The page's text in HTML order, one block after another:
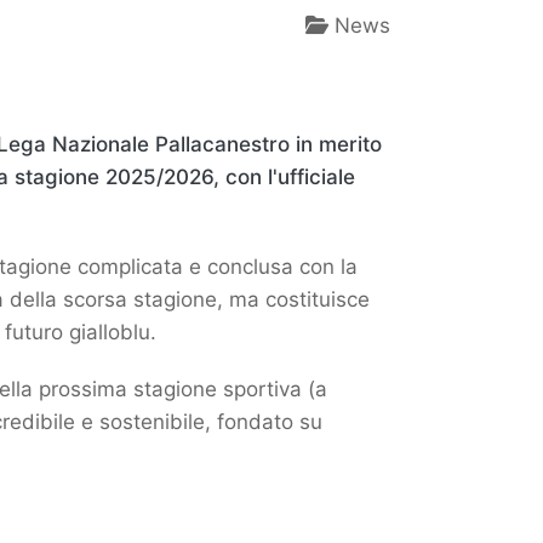
News
Nazionale Pallacanestro in merito
stagione 2025/2026, con l'ufficiale
complicata e conclusa con la
scorsa stagione, ma costituisce
gialloblu.
prossima stagione sportiva (a
e sostenibile, fondato su